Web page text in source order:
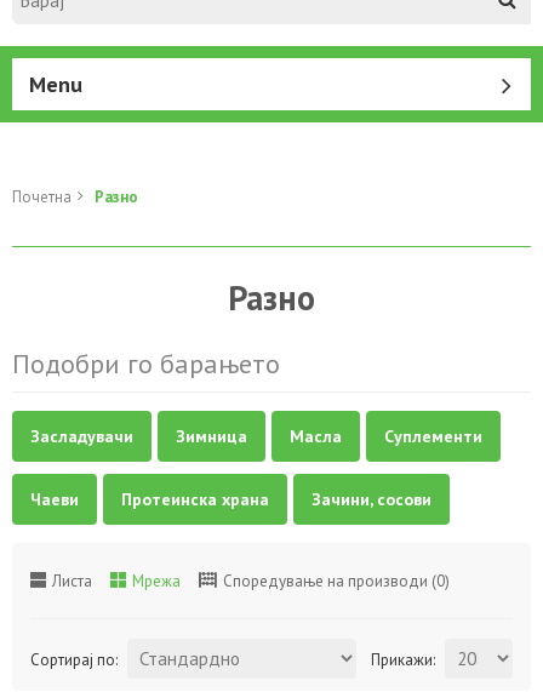
Menu
Почетна Разно
Разно
Подобри го барањето
Засладувачи Зимница Масла Суплементи
Чаеви Протеинска храна Зачини, сосови
Листа Мрежа Споредување на производи (0)
Прикажи:
Сортирај по: